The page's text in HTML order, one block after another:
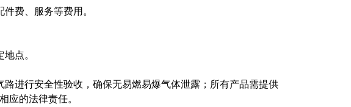
费、服务等费用。
点。
进行安全性验收，确保无易燃易爆气体泄露；所有产品需提供
应的法律责任。